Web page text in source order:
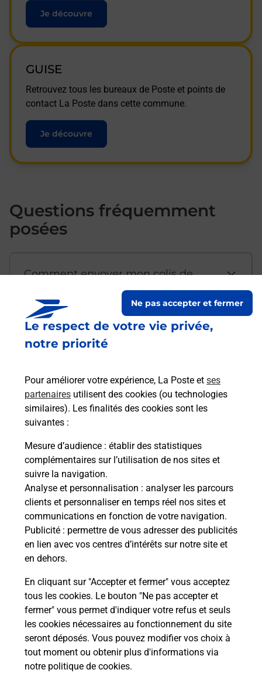
Le respect de votre vie privée,
notre priorité
Pour améliorer votre expérience, La Poste et ses
partenaires utilisent des cookies (ou technologies
similaires). Les finalités des cookies sont les
suivantes :
Mesure d’audience : établir des statistiques
complémentaires sur l’utilisation de nos sites et
suivre la navigation.
Analyse et personnalisation : analyser les parcours
clients et personnaliser en temps réel nos sites et
communications en fonction de votre navigation.
Publicité : permettre de vous adresser des publicités
en lien avec vos centres d’intérêts sur notre site et
en dehors.
En cliquant sur "Accepter et fermer" vous acceptez
tous les cookies. Le bouton "Ne pas accepter et
fermer" vous permet d'indiquer votre refus et seuls
les cookies nécessaires au fonctionnement du site
seront déposés. Vous pouvez modifier vos choix à
tout moment ou obtenir plus d'informations via
notre politique de cookies.
Ne pas accepter et fermer
Je découvre
GUISE
Retrouvez tous les bureaux de Poste et points de
contact La Poste dans cette commune.
Je découvre
Questions fréquemment
posées
Comment envoyer mon colis de
Est-il possible d’acheter un
emballage directement depuis un
Comment demander une
modification de livraison ?
Comment La Poste participe-t-elle
à votre sécurité au quotidien ?
Puis-je passer mon code de la route
avec La Poste et sous quelles
conditions ?
Localiser Liste Aisne ORIGNY STE BENOITE